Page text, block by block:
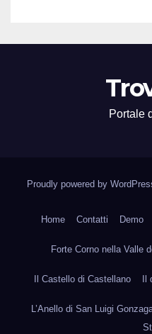
Portale
Proudly powered by
Home Contatti Demo
Forte Corno nella Valle
Il Castello di Castellano
L’Anello di San Luigi